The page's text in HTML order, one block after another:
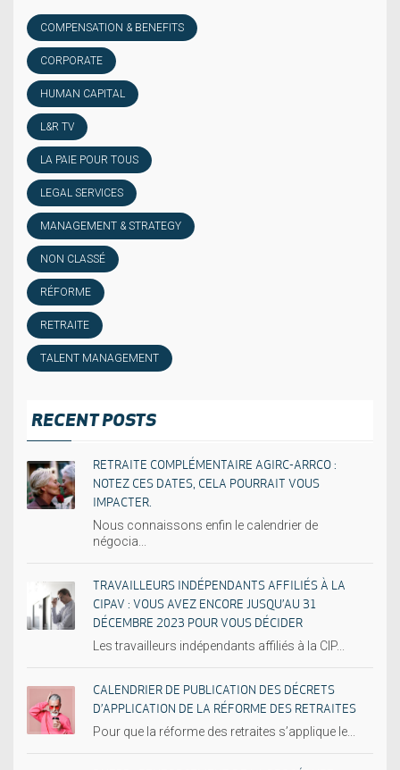
COMPENSATION & BENEFITS
CORPORATE
HUMAN CAPITAL
L&R TV
LA PAIE POUR TOUS
LEGAL SERVICES
MANAGEMENT & STRATEGY
NON CLASSÉ
RÉFORME
RETRAITE
TALENT MANAGEMENT
RECENT POSTS
RETRAITE COMPLÉMENTAIRE AGIRC-ARRCO :
NOTEZ CES DATES, CELA POURRAIT VOUS
IMPACTER.
Nous connaissons enfin le calendrier de
négocia...
TRAVAILLEURS INDÉPENDANTS AFFILIÉS À LA
CIPAV : VOUS AVEZ ENCORE JUSQU’AU 31
DÉCEMBRE 2023 POUR VOUS DÉCIDER
Les travailleurs indépendants affiliés à la CIP...
CALENDRIER DE PUBLICATION DES DÉCRETS
D’APPLICATION DE LA RÉFORME DES RETRAITES
Pour que la réforme des retraites s’applique le...